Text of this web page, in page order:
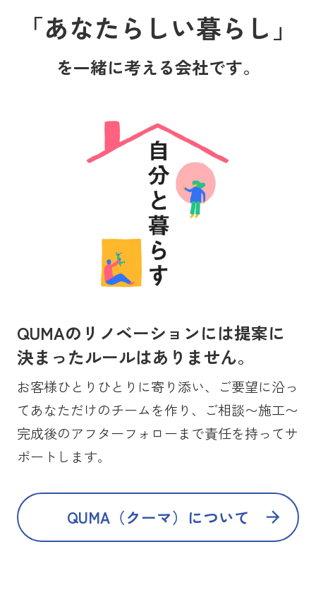
「あなたらしい暮らし」
を一緒に考える会社です。
QUMAのリノベーションには提案に
決まったルールはありません。
お客様ひとりひとりに寄り添い、ご要望に沿っ
てあなただけのチームを作り、ご相談〜施工〜
完成後のアフターフォローまで責任を持ってサ
ポートします。
QUMA（クーマ）について